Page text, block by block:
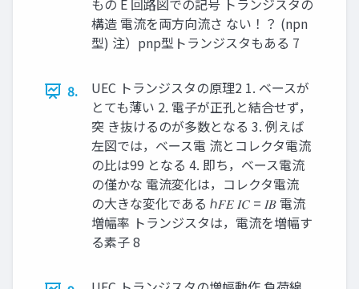
もの E 回路図での記号 トランジスタの
構造 電流を両方向流さ ない！？ (npn
型) 注）pnp型トランジスタもある 7
8.
UEC トランジスタの原理2 1. ベースが
とても薄い 2. 電子が正孔と結合せず，
突 き抜けるのが多数となる 3. 例えば
左図では，ベース電 流とコレクタ電流
の比は99 となる 4. 即ち，ベース電流
の僅かな 電流変化は，コレクタ電流
の大きな変化である ℎ𝐹𝐸 𝐼𝐶 = 𝐼𝐵 電流
増幅率 トランジスタは，電流を増幅す
る素子 8